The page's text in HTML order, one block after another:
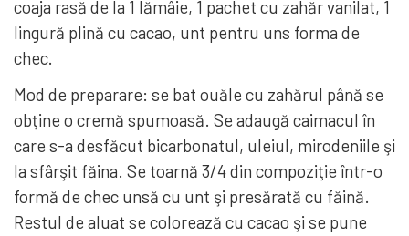
coaja rasă de la 1 lămâie, 1 pachet cu zahăr vanilat, 1
lingură plină cu cacao, unt pentru uns forma de
chec.
Mod de preparare: se bat ouăle cu zahărul până se
obţine o cremă spumoasă. Se adaugă caimacul în
care s-a desfăcut bicarbonatul, uleiul, mirodeniile şi
la sfârşit făina. Se toarnă 3/4 din compoziţie într-o
formă de chec unsă cu unt şi presărată cu făină.
Restul de aluat se colorează cu cacao şi se pune